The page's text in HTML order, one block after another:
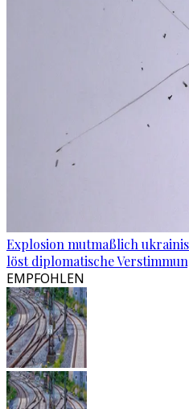
Explosion mutmaßlich
löst diplomatische
EMPFOHLEN